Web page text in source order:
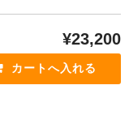
¥23,200